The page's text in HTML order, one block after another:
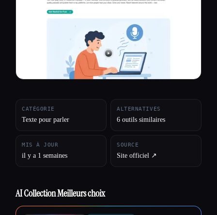
Toutes les catégories
Esc
CATÉGORIE
Texte pour parler
ALTERNATIVES
6 outils similaires
MIS À JOUR
il y a 1 semaines
SOURCE
Site officiel ↗︎
AI Collection Meilleurs choix